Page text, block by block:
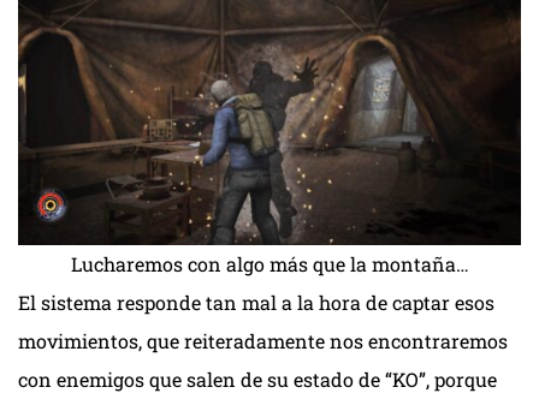
Lucharemos con algo más que la montaña…
El sistema responde tan mal a la hora de captar esos
movimientos, que reiteradamente nos encontraremos
con enemigos que salen de su estado de “KO”, porque